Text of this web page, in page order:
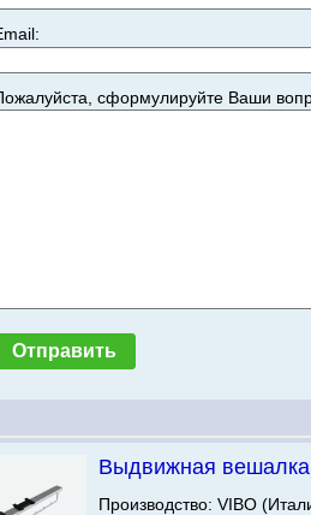
сформулируйте Ваши
Выдвижная вешалка
Производство: VIBO